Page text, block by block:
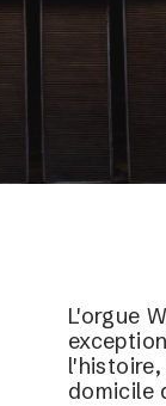
L'orgue
l'histoire,
domicile